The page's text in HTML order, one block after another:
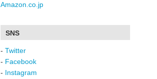
Amazon.co.jp
SNS
- Twitter
- Facebook
- Instagram